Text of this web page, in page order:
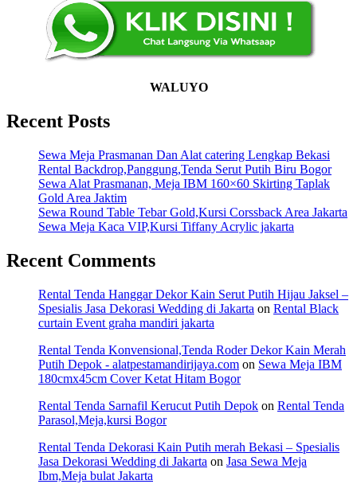
WALUYO
Recent Posts
Sewa Meja Prasmanan Dan Alat catering Lengkap Bekasi
Rental Backdrop,Panggung,Tenda Serut Putih Biru Bogor
Sewa Alat Prasmanan, Meja IBM 160×60 Skirting Taplak
Gold Area Jaktim
Sewa Round Table Tebar Gold,Kursi Corssback Area Jakarta
Sewa Meja Kaca VIP,Kursi Tiffany Acrylic jakarta
Recent Comments
Rental Tenda Hanggar Dekor Kain Serut Putih Hijau Jaksel –
Spesialis Jasa Dekorasi Wedding di Jakarta on Rental Black
curtain Event graha mandiri jakarta
Rental Tenda Konvensional,Tenda Roder Dekor Kain Merah
Putih Depok - alatpestamandirijaya.com on Sewa Meja IBM
180cmx45cm Cover Ketat Hitam Bogor
Rental Tenda Sarnafil Kerucut Putih Depok on Rental Tenda
Parasol,Meja,kursi Bogor
Rental Tenda Dekorasi Kain Putih merah Bekasi – Spesialis
Jasa Dekorasi Wedding di Jakarta on Jasa Sewa Meja
Ibm,Meja bulat Jakarta